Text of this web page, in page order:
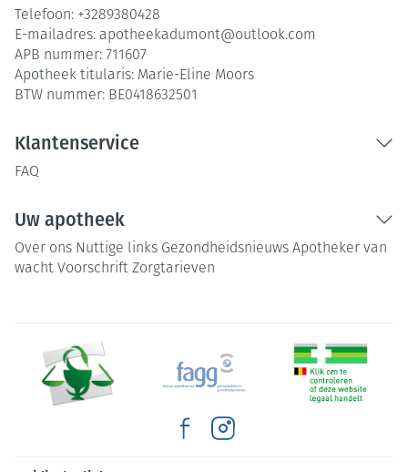
Telefoon: +3289380428
E-mailadres: apotheekadumont@outlook.com
APB nummer: 711607
Apotheek titularis: Marie-Eline Moors
BTW nummer: BE0418632501
Klantenservice
FAQ
Uw apotheek
Over ons Nuttige links Gezondheidsnieuws Apotheker van
wacht Voorschrift Zorgtarieven